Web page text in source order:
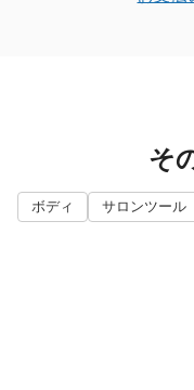
そ
ボディ サロンツール